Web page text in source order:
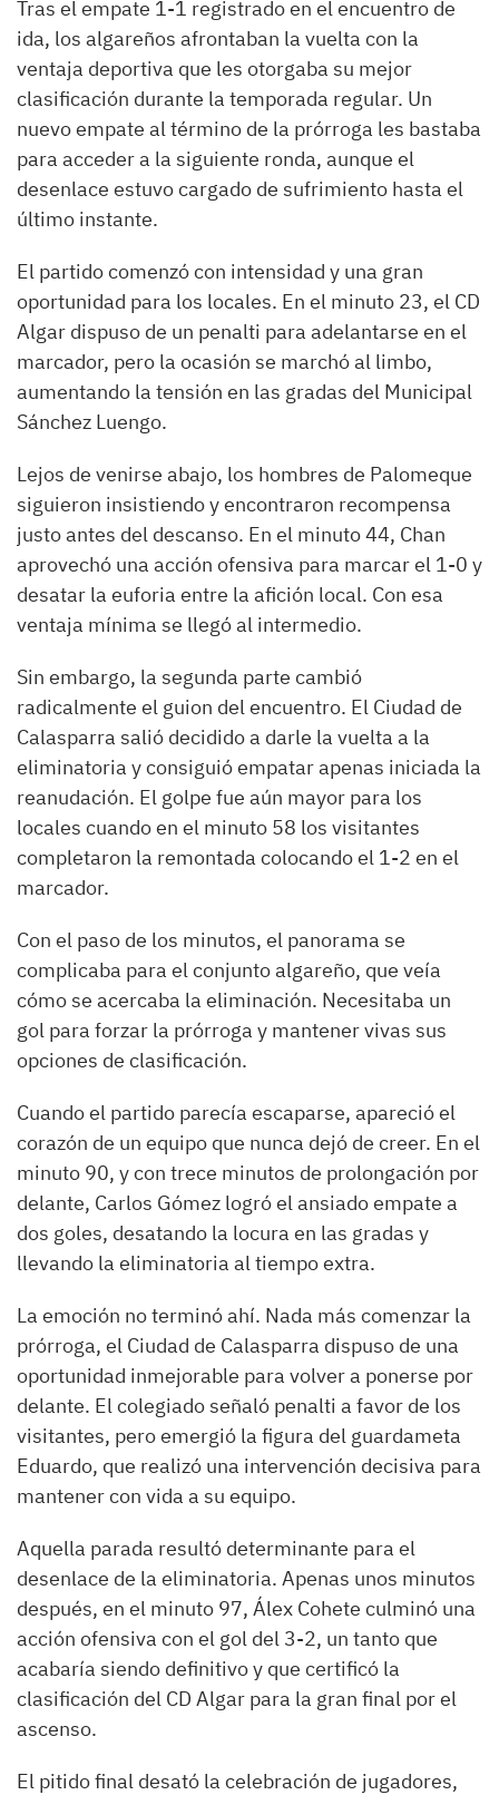
Tras el empate 1-1 registrado en el encuentro de
ida, los algareños afrontaban la vuelta con la
ventaja deportiva que les otorgaba su mejor
clasificación durante la temporada regular. Un
nuevo empate al término de la prórroga les bastaba
para acceder a la siguiente ronda, aunque el
desenlace estuvo cargado de sufrimiento hasta el
último instante.
El partido comenzó con intensidad y una gran
oportunidad para los locales. En el minuto 23, el CD
Algar dispuso de un penalti para adelantarse en el
marcador, pero la ocasión se marchó al limbo,
aumentando la tensión en las gradas del Municipal
Sánchez Luengo.
Lejos de venirse abajo, los hombres de Palomeque
siguieron insistiendo y encontraron recompensa
justo antes del descanso. En el minuto 44, Chan
aprovechó una acción ofensiva para marcar el 1-0 y
desatar la euforia entre la afición local. Con esa
ventaja mínima se llegó al intermedio.
Sin embargo, la segunda parte cambió
radicalmente el guion del encuentro. El Ciudad de
Calasparra salió decidido a darle la vuelta a la
eliminatoria y consiguió empatar apenas iniciada la
reanudación. El golpe fue aún mayor para los
locales cuando en el minuto 58 los visitantes
completaron la remontada colocando el 1-2 en el
marcador.
Con el paso de los minutos, el panorama se
complicaba para el conjunto algareño, que veía
cómo se acercaba la eliminación. Necesitaba un
gol para forzar la prórroga y mantener vivas sus
opciones de clasificación.
Cuando el partido parecía escaparse, apareció el
corazón de un equipo que nunca dejó de creer. En el
minuto 90, y con trece minutos de prolongación por
delante, Carlos Gómez logró el ansiado empate a
dos goles, desatando la locura en las gradas y
llevando la eliminatoria al tiempo extra.
La emoción no terminó ahí. Nada más comenzar la
prórroga, el Ciudad de Calasparra dispuso de una
oportunidad inmejorable para volver a ponerse por
delante. El colegiado señaló penalti a favor de los
visitantes, pero emergió la figura del guardameta
Eduardo, que realizó una intervención decisiva para
mantener con vida a su equipo.
Aquella parada resultó determinante para el
desenlace de la eliminatoria. Apenas unos minutos
después, en el minuto 97, Álex Cohete culminó una
acción ofensiva con el gol del 3-2, un tanto que
acabaría siendo definitivo y que certificó la
clasificación del CD Algar para la gran final por el
ascenso.
El pitido final desató la celebración de jugadores,